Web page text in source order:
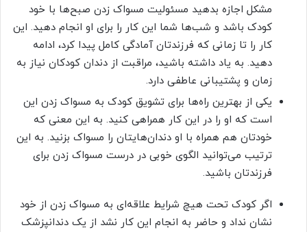
مشکل اجازه بدهید مسئولیت مسواک زدن صبح‌ها با خود
کودک باشد و شب‌ها شما این کار را برای او انجام دهید. این
کار را تا زمانی که فرزندتان آمادگی کامل پیدا کرد، ادامه
دهید. به یاد داشته باشید، مراقبت از دندان کودکان نیاز به
زمان و پشتیبانی عاطفی دارد.
یکی از بهترین راه‌ها برای تشویق کودک به مسواک زدن این
است که او را در این کار همراهی کنید. به این معنی که
خودتان هم همراه با او دندان‌هایتان را مسواک بزنید. به این
ترتیب می‌توانید الگوی خوبی در درست مسواک زدن برای
فرزندتان باشید.
اگر کودک تحت هیچ شرایط علاقه‌ای به مسواک زدن از خود
نشان نداد و حاضر به انجام این کار نشد از یک دندانپزشک